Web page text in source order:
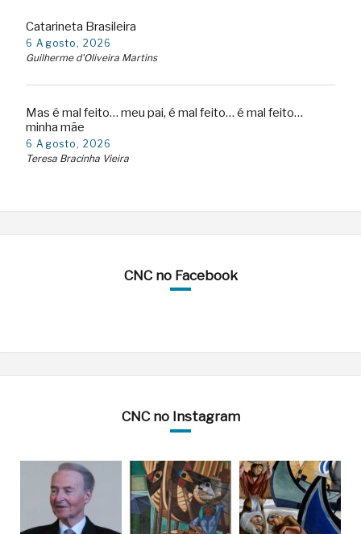
Catarineta Brasileira
6 Agosto, 2026
Guilherme d'Oliveira Martins
Mas é mal feito… meu pai, é mal feito… é mal feito…
minha mãe
6 Agosto, 2026
Teresa Bracinha Vieira
CNC no Facebook
CNC no Instagram